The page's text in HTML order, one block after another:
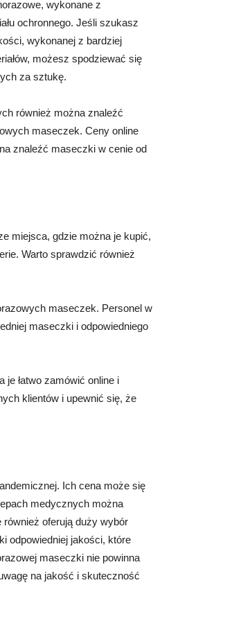
wykonane z
ochronnego. Jeśli szukasz
wykonanej z bardziej
możesz spodziewać się
za sztukę.
również można znaleźć
maseczek. Ceny online
znaleźć maseczki w cenie od
miejsca, gdzie można je kupić,
Warto sprawdzić również
maseczek. Personel w
maseczki i odpowiedniego
łatwo zamówić online i
klientów i upewnić się, że
Ich cena może się
medycznych można
oferują duży wybór
odpowiedniej jakości, które
maseczki nie powinna
na jakość i skuteczność